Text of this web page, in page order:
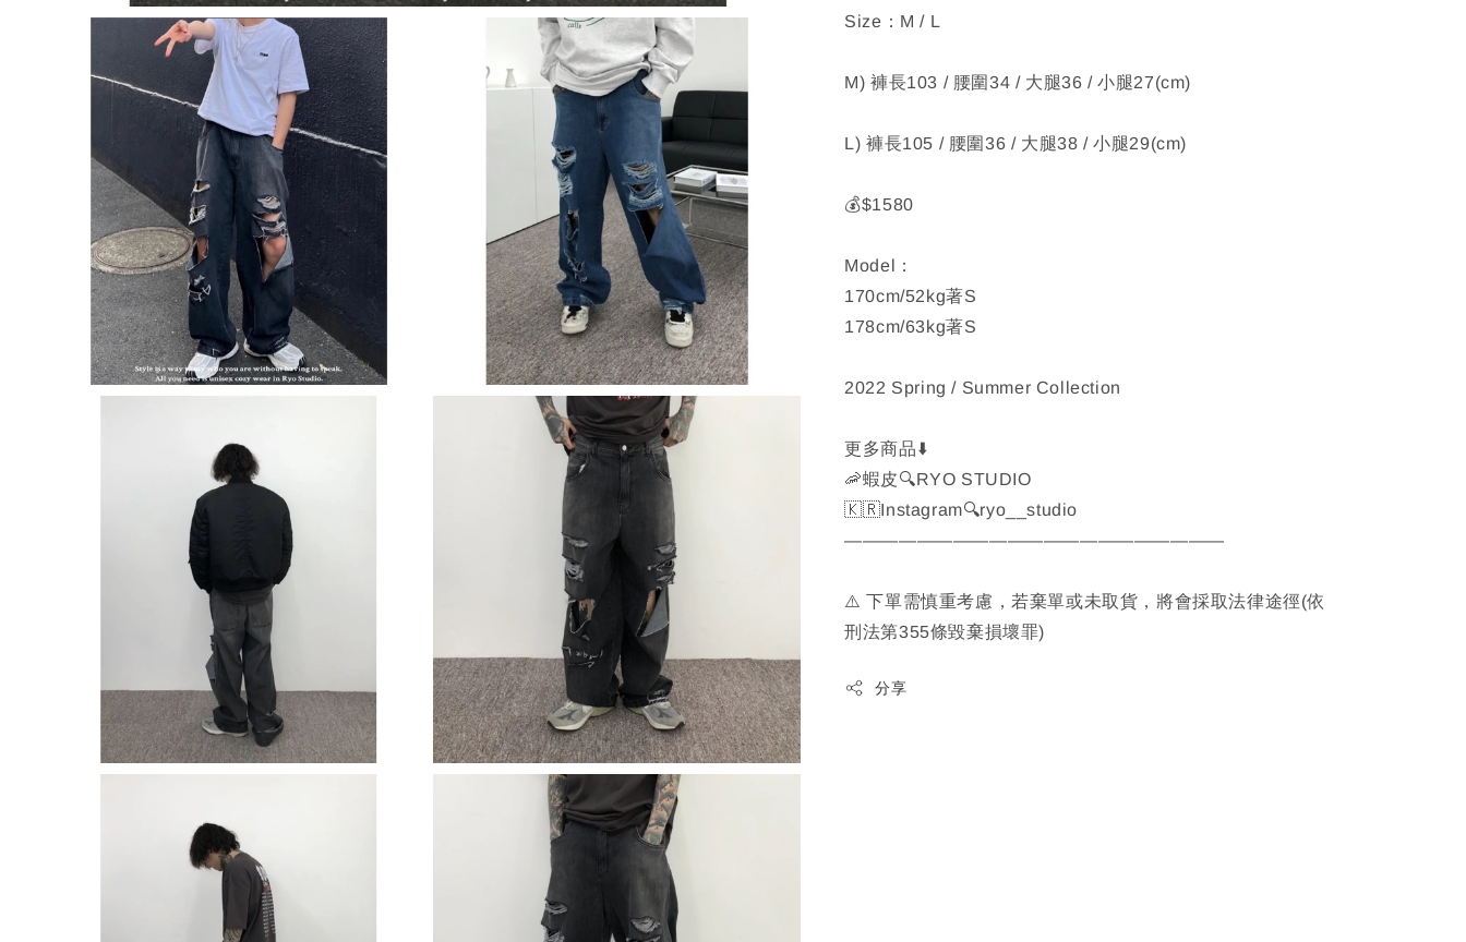
Size：M / L
M) 褲長103 / 腰圍34 / 大腿36 / 小腿27(cm)
L) 褲長105 / 腰圍36 / 大腿38 / 小腿29(cm)
💰$1580
Model：
170cm/52kg著S
178cm/63kg著S
2022 Spring / Summer Collection
更多商品⬇️
🦐蝦皮🔍RYO STUDIO
🇰🇷Instagram🔍ryo__studio
—————————————————————
⚠️ 下單需慎重考慮，若棄單或未取貨，將會採取法律途徑(依
刑法第355條毀棄損壞罪)
分享